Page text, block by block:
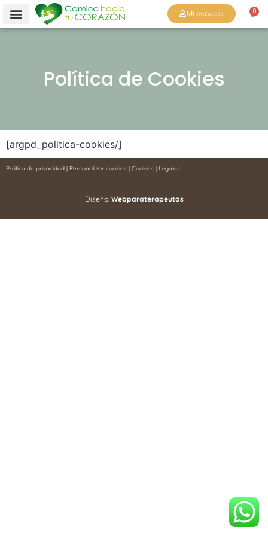
Mi espacio 0
Política de Cookies
[argpd_politica-cookies/]
Politica de privacidad Personalizar cookies Cookies Legales
Diseño: Webparaterapeutas